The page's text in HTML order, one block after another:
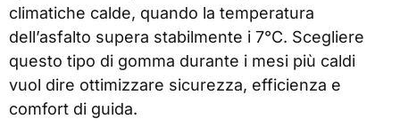
climatiche calde, quando la temperatura
dell’asfalto supera stabilmente i 7°C. Scegliere
questo tipo di gomma durante i mesi più caldi
vuol dire ottimizzare sicurezza, efficienza e
comfort di guida.